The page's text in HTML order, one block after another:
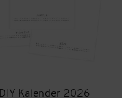
DIY Kalender 2026